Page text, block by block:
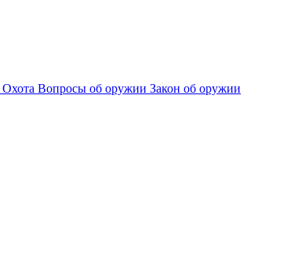
Охота Вопросы об оружии Закон об оружии